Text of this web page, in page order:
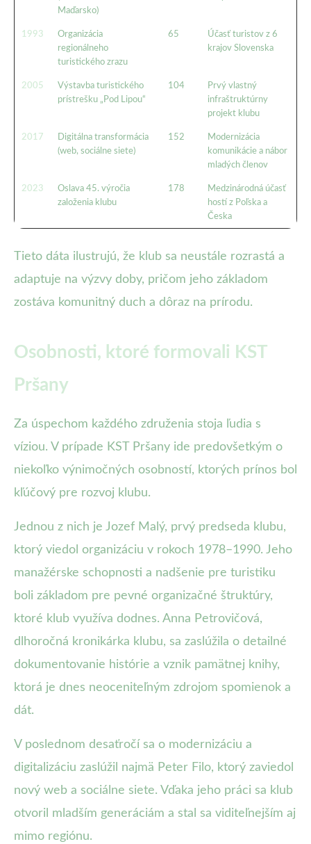
Maďarsko)
1993
Organizácia
regionálneho
turistického zrazu
65
Účasť turistov z 6
krajov Slovenska
2005
Výstavba turistického
prístrešku „Pod Lipou“
104
Prvý vlastný
infraštruktúrny
projekt klubu
2017
Digitálna transformácia
(web, sociálne siete)
152
Modernizácia
komunikácie a nábor
mladých členov
2023
Oslava 45. výročia
založenia klubu
178
Medzinárodná účasť
hostí z Poľska a
Česka
Tieto dáta ilustrujú, že klub sa neustále rozrastá a
adaptuje na výzvy doby, pričom jeho základom
zostáva komunitný duch a dôraz na prírodu.
Osobnosti, ktoré formovali KST
Pršany
Za úspechom každého združenia stoja ľudia s
víziou. V prípade KST Pršany ide predovšetkým o
niekoľko výnimočných osobností, ktorých prínos bol
kľúčový pre rozvoj klubu.
Jednou z nich je Jozef Malý, prvý predseda klubu,
ktorý viedol organizáciu v rokoch 1978–1990. Jeho
manažérske schopnosti a nadšenie pre turistiku
boli základom pre pevné organizačné štruktúry,
ktoré klub využíva dodnes. Anna Petrovičová,
dlhoročná kronikárka klubu, sa zaslúžila o detailné
dokumentovanie histórie a vznik pamätnej knihy,
ktorá je dnes neoceniteľným zdrojom spomienok a
dát.
V poslednom desaťročí sa o modernizáciu a
digitalizáciu zaslúžil najmä Peter Filo, ktorý zaviedol
nový web a sociálne siete. Vďaka jeho práci sa klub
otvoril mladším generáciám a stal sa viditeľnejším aj
mimo regiónu.